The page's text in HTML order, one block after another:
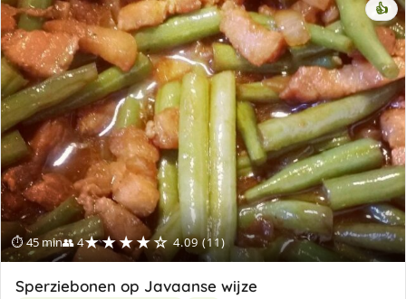
⏱ 45 min👥 4★★★★☆ 4.09 (11)
👍
Sperziebonen op Javaanse wijze